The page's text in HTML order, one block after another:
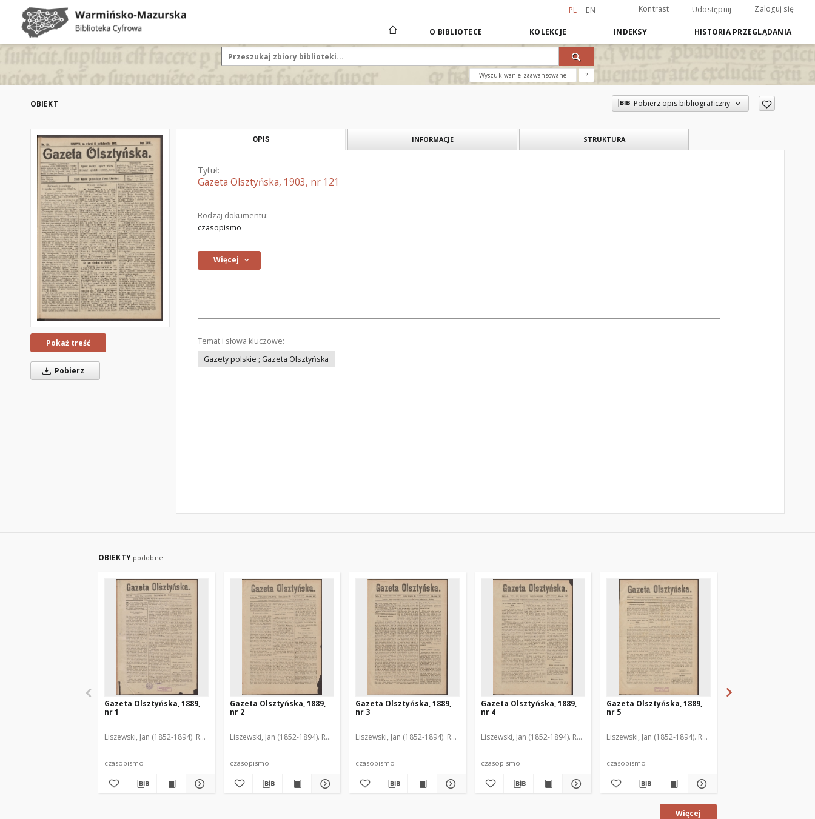
PL EN Kontrast Udostępnij Zaloguj się
O BIBLIOTECE KOLEKCJE INDEKSY HISTORIA PRZEGLĄDANIA
Wyszukiwanie zaawansowane ?
OBIEKT Pobierz opis bibliograficzny
Pokaż treść
Pobierz
OPIS INFORMACJE STRUKTURA
Tytuł:
Gazeta Olsztyńska, 1903, nr 121
Rodzaj dokumentu:
czasopismo
Więcej
Temat i słowa kluczowe:
Gazety polskie ; Gazeta Olsztyńska
OBIEKTY podobne
Gazeta Olsztyńska, 1889,
nr 1
Liszewski, Jan (1852-1894). Red.
czasopismo
Gazeta Olsztyńska, 1889,
nr 2
Liszewski, Jan (1852-1894). Red.
czasopismo
Gazeta Olsztyńska, 1889,
nr 3
Liszewski, Jan (1852-1894). Red.
czasopismo
Gazeta Olsztyńska, 1889,
nr 4
Liszewski, Jan (1852-1894). Red.
czasopismo
Gazeta Olsztyńska, 1889,
nr 5
Liszewski, Jan (1852-1894). Red.
czasopismo
Więcej